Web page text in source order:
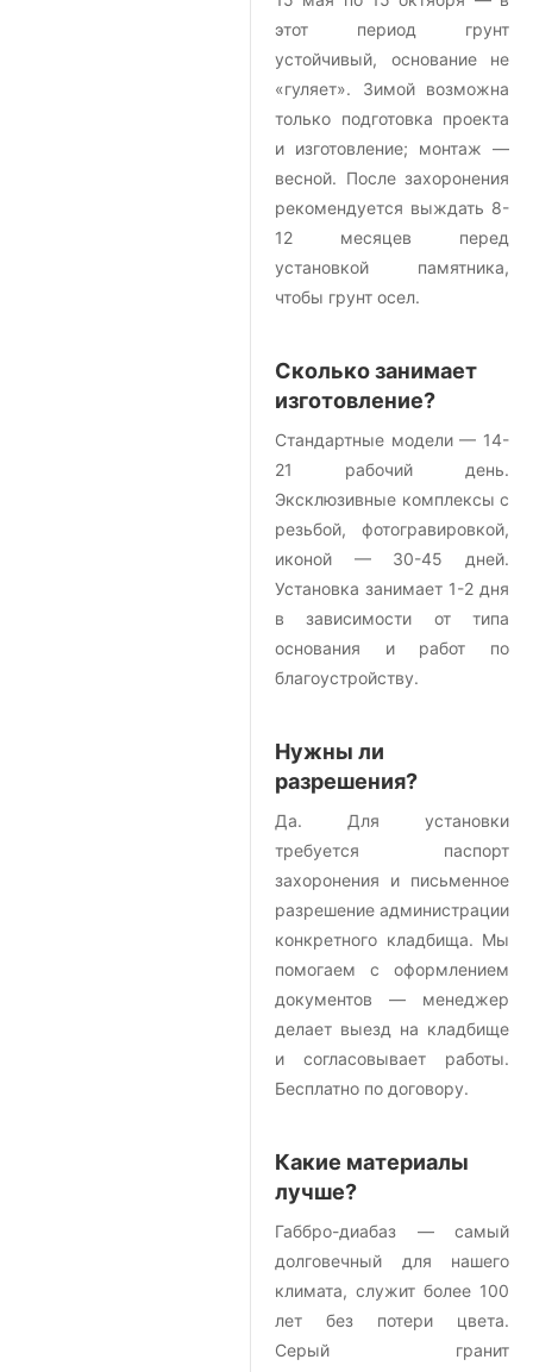
этот период грунт
устойчивый, основание не
«гуляет». Зимой возможна
только подготовка проекта
и изготовление; монтаж —
весной. После захоронения
рекомендуется выждать 8-
12 месяцев перед
установкой памятника,
чтобы грунт осел.
Сколько занимает
изготовление?
Стандартные модели — 14-
21 рабочий день.
Эксклюзивные комплексы с
резьбой, фотогравировкой,
иконой — 30-45 дней.
Установка занимает 1-2 дня
в зависимости от типа
основания и работ по
благоустройству.
Нужны ли
разрешения?
Да. Для установки
требуется паспорт
захоронения и письменное
разрешение администрации
конкретного кладбища. Мы
помогаем с оформлением
документов — менеджер
делает выезд на кладбище
и согласовывает работы.
Бесплатно по договору.
Какие материалы
лучше?
Габбро-диабаз — самый
долговечный для нашего
климата, служит более 100
лет без потери цвета.
Серый гранит